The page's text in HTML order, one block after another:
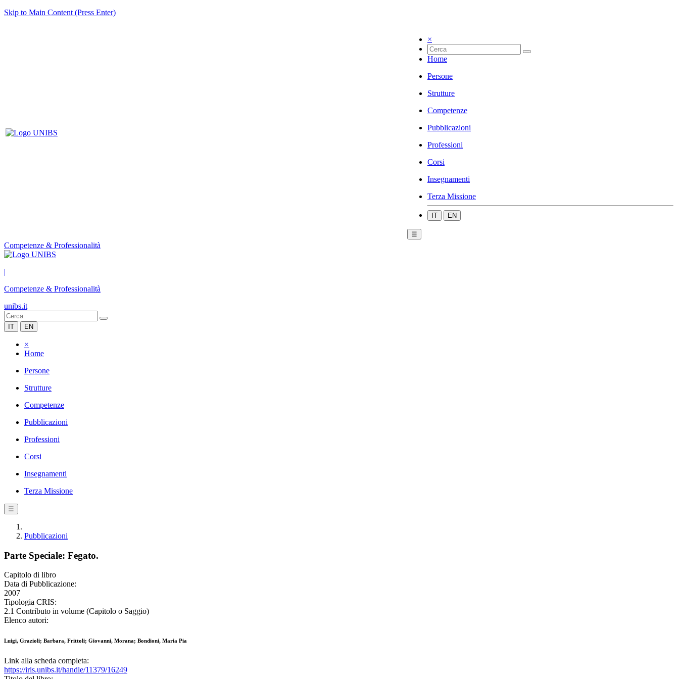
Skip to Main Content (Press Enter)
×
Home
Persone
Strutture
Competenze
Pubblicazioni
Professioni
Corsi
Insegnamenti
Terza Missione
IT EN
☰
Competenze & Professionalità
|
Competenze & Professionalità
unibs.it
IT EN
×
Home
Persone
Strutture
Competenze
Pubblicazioni
Professioni
Corsi
Insegnamenti
Terza Missione
☰
Pubblicazioni
Parte Speciale: Fegato.
Capitolo di libro
Data di Pubblicazione:
2007
Tipologia CRIS:
2.1 Contributo in volume (Capitolo o Saggio)
Elenco autori:
Luigi, Grazioli; Barbara, Frittoli; Giovanni, Morana; Bondioni, Maria Pia
Link alla scheda completa:
https://iris.unibs.it/handle/11379/16249